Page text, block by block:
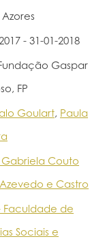
- 31-01-2018
Gaspar
FP
Goulart, Paula
Couto
e Castro
Faculdade de
Sociais e